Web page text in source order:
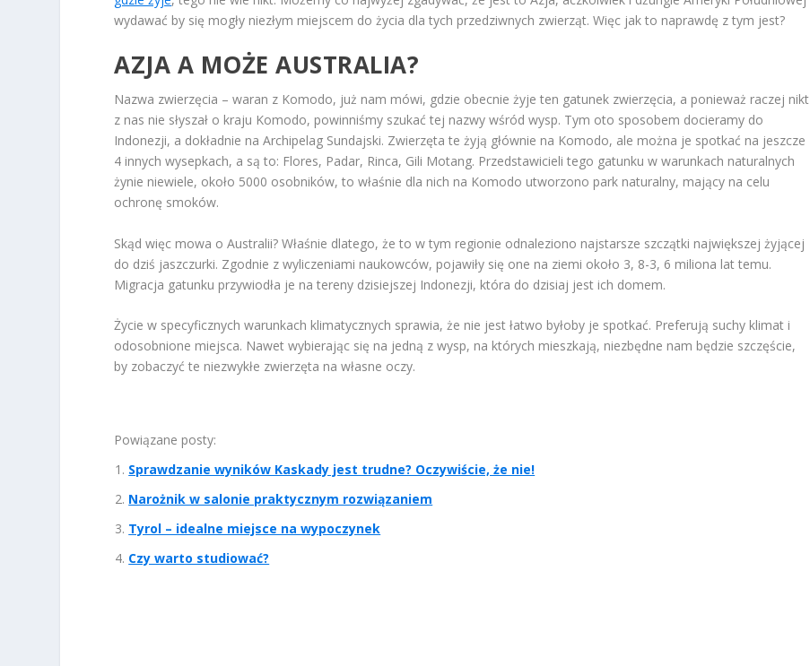
wydawać by się mogły niezłym miejscem do życia dla tych przedziwnych zwierząt. Więc jak to naprawdę z tym jest?
AZJA A MOŻE AUSTRALIA?
Nazwa zwierzęcia – waran z Komodo, już nam mówi, gdzie obecnie żyje ten gatunek zwierzęcia, a ponieważ raczej nikt
z nas nie słyszał o kraju Komodo, powinniśmy szukać tej nazwy wśród wysp. Tym oto sposobem docieramy do
Indonezji, a dokładnie na Archipelag Sundajski. Zwierzęta te żyją głównie na Komodo, ale można je spotkać na jeszcze
4 innych wysepkach, a są to: Flores, Padar, Rinca, Gili Motang. Przedstawicieli tego gatunku w warunkach naturalnych
żynie niewiele, około 5000 osobników, to właśnie dla nich na Komodo utworzono park naturalny, mający na celu
ochronę smoków.
Skąd więc mowa o Australii? Właśnie dlatego, że to w tym regionie odnaleziono najstarsze szczątki największej żyjącej
do dziś jaszczurki. Zgodnie z wyliczeniami naukowców, pojawiły się one na ziemi około 3, 8-3, 6 miliona lat temu.
Migracja gatunku przywiodła je na tereny dzisiejszej Indonezji, która do dzisiaj jest ich domem.
Życie w specyficznych warunkach klimatycznych sprawia, że nie jest łatwo byłoby je spotkać. Preferują suchy klimat i
odosobnione miejsca. Nawet wybierając się na jedną z wysp, na których mieszkają, niezbędne nam będzie szczęście,
by zobaczyć te niezwykłe zwierzęta na własne oczy.
Powiązane posty:
Sprawdzanie wyników Kaskady jest trudne? Oczywiście, że nie!
Narożnik w salonie praktycznym rozwiązaniem
Tyrol – idealne miejsce na wypoczynek
Czy warto studiować?